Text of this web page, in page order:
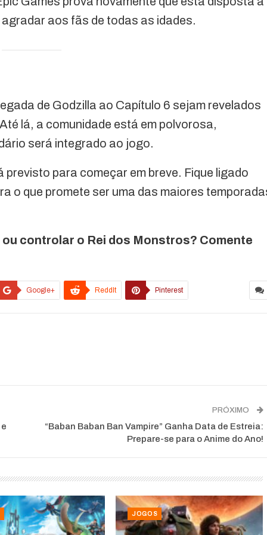
aos fãs de todas as idades.
de Godzilla ao Capítulo 6 sejam revelados
lá, a comunidade está em polvorosa,
será integrado ao jogo.
previsto para começar em breve. Fique ligado
o que promete ser uma das maiores
controlar o Rei dos Monstros? Comente
Google+ ReddIt Pinterest
PRÓXIMO
“Baban Baban Ban Vampire” Ganha Data de Estreia:
Prepare-se para o Anime do Ano!
JOGOS